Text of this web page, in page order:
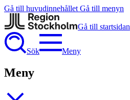
Gå till huvudinnehållet Gå till menyn
Gå till startsidan
Sök Meny
Meny